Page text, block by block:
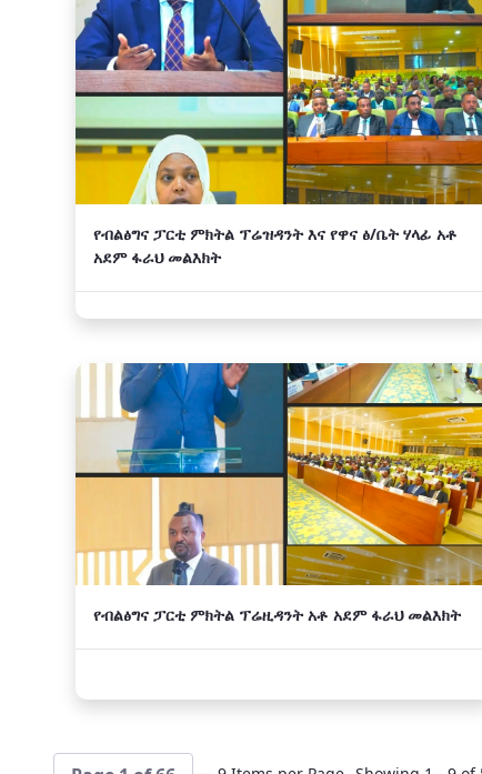
የብልፅግና ፓርቲ ምክትል ፕሬዝዳንት እና የዋና ፅ/ቤት ሃላፊ አቶ
አደም ፋራህ መልእክት
የብልፅግና ፓርቲ ምክትል ፕሬዚዳንት አቶ አደም ፋራህ መልእክት